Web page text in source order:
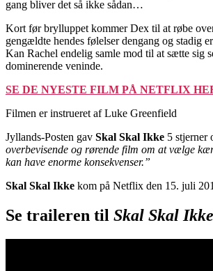
gang bliver det så ikke sådan…
Kort før brylluppet kommer Dex til at røbe
gengældte hendes følelser dengang og stadig
Kan Rachel endelig samle mod til at sætte sig
dominerende veninde.
SE DE NYESTE FILM PÅ NETFLIX
Filmen er instrueret af Luke Greenfield
Jyllands-Posten gav Skal Skal Ikke 5 stjerner
overbevisende og rørende film om at vælge
kan have enorme konsekvenser.”
Skal Skal Ikke kom på Netflix den 15. juli
Se traileren til Skal Skal Ikke